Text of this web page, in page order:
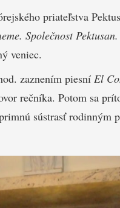
priateľstva
Společnost
veniec.
zaznením piesní El
rečníka. Potom sa
sústrasť rodinným